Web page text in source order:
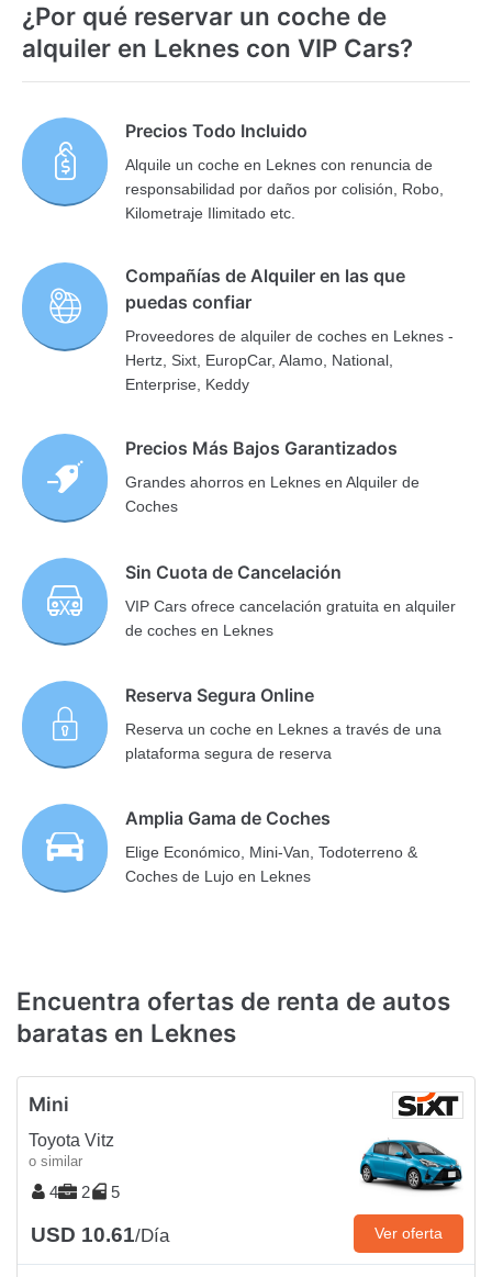
¿Por qué reservar un coche de
alquiler en Leknes con VIP Cars?
Precios Todo Incluido
Alquile un coche en Leknes con renuncia de
responsabilidad por daños por colisión, Robo,
Kilometraje Ilimitado etc.
Compañías de Alquiler en las que
puedas confiar
Proveedores de alquiler de coches en Leknes -
Hertz, Sixt, EuropCar, Alamo, National,
Enterprise, Keddy
Precios Más Bajos Garantizados
Grandes ahorros en Leknes en Alquiler de
Coches
Sin Cuota de Cancelación
VIP Cars ofrece cancelación gratuita en alquiler
de coches en Leknes
Reserva Segura Online
Reserva un coche en Leknes a través de una
plataforma segura de reserva
Amplia Gama de Coches
Elige Económico, Mini-Van, Todoterreno &
Coches de Lujo en Leknes
Encuentra ofertas de renta de autos
baratas en Leknes
Mini
Toyota Vitz
o similar
4 2 5
USD 10.61/Día Ver oferta